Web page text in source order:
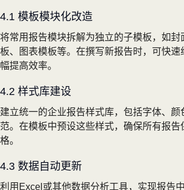
4.1 模板模块化改造
将常用报告模块拆解为独立的子模板，如封
板、图表模板等。在撰写新报告时，可快速
幅提高效率。
4.2 样式库建设
建立统一的企业报告样式库，包括字体、颜
范。在模板中预设这些样式，确保所有报告
格。
4.3 数据自动更新
利用Excel或其他数据分析工具，实现报告